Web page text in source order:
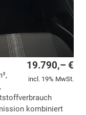
19.790,– €
incl. 19% MwSt.
kombiniert